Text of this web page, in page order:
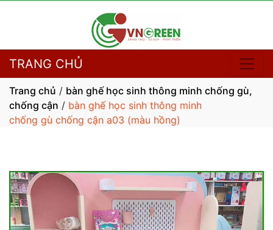
TRANG CHỦ
Trang chủ / bàn ghế học sinh thông minh chống gù,
chống cận / bàn ghế học sinh thông minh
chống gù chống cận a03 (màu hồng)